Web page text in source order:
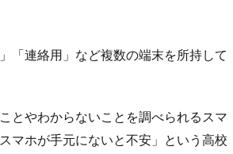
「連絡用」など複数の端末を所持して
とやわからないことを調べられるスマ
マホが手元にないと不安」という高校